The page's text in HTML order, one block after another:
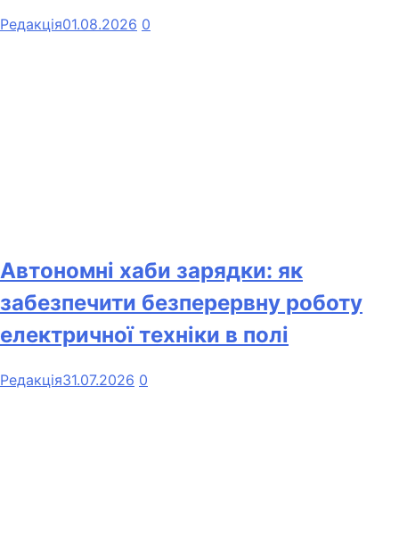
Редакція01.08.2026 0
Автономні хаби зарядки: як
забезпечити безперервну роботу
електричної техніки в полі
Редакція31.07.2026 0